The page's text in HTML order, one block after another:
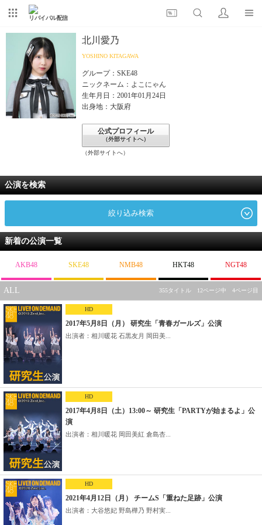
リバイバル配信
北川愛乃
YOSHINO KITAGAWA
グループ：SKE48
ニックネーム：よこにゃん
生年月日：2001年01月24日
出身地：大阪府
公式プロフィール
（外部サイトへ）
（外部サイトへ）
公演を検索
絞り込み検索
新着の公演一覧
AKB48 SKE48 NMB48 HKT48 NGT48
ALL 355タイトル 12ページ中 4ページ目
HD
2017年5月8日（月） 研究生「青春ガールズ」公演
出演者：相川暖花 石黒友月 岡田美...
HD
2017年4月8日（土）13:00～ 研究生「PARTYが始まるよ」公
演
出演者：相川暖花 岡田美紅 倉島杏...
HD
2021年4月12日（月） チームS「重ねた足跡」公演
出演者：大谷悠妃 野島樺乃 野村実...